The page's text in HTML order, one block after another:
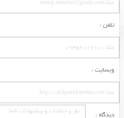
تلفن :
وبسایت :
دیدگاه :